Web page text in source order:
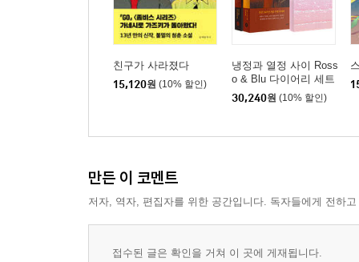
친구가 사라졌다
15,120원 (10% 할인)
냉정과 열정 사이 Ross
o & Blu 다이어리 세트
30,240원 (10% 할인)
만든 이 코멘트
저자, 역자, 편집자를 위한 공간입니다. 독자들에게 전하
접수된 글은 확인을 거쳐 이 곳에 게재됩니다.